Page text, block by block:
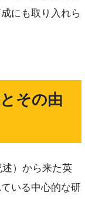
にも取り入れら
その由
）から来た英
いる中心的な研